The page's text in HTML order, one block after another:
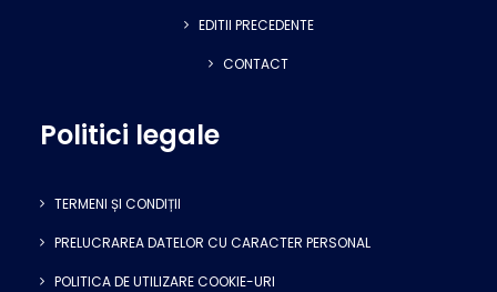
EDITII PRECEDENTE
CONTACT
Politici legale
TERMENI ȘI CONDIȚII
PRELUCRAREA DATELOR CU CARACTER PERSONAL
POLITICA DE UTILIZARE COOKIE-URI